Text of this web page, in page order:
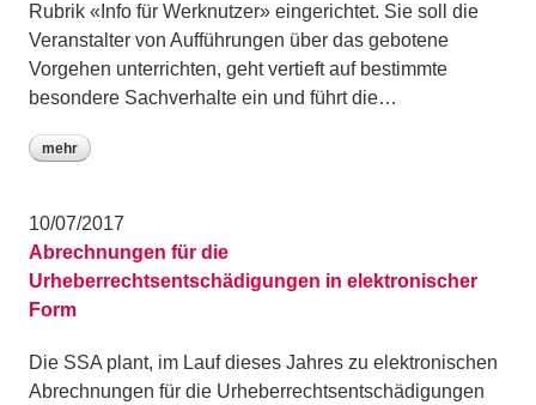
Rubrik «Info für Werknutzer» eingerichtet. Sie soll die
Veranstalter von Aufführungen über das gebotene
Vorgehen unterrichten, geht vertieft auf bestimmte
besondere Sachverhalte ein und führt die…
mehr
10/07/2017
Abrechnungen für die
Urheberrechtsentschädigungen in elektronischer
Form
Die SSA plant, im Lauf dieses Jahres zu elektronischen
Abrechnungen für die Urheberrechtsentschädigungen